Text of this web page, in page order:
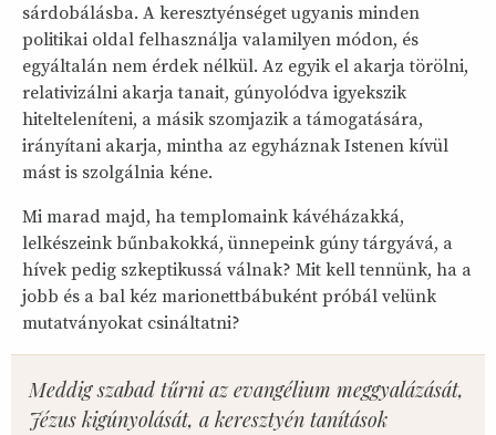
sárdobálásba. A keresztyénséget ugyanis minden
politikai oldal felhasználja valamilyen módon, és
egyáltalán nem érdek nélkül. Az egyik el akarja törölni,
relativizálni akarja tanait, gúnyolódva igyekszik
hitelteleníteni, a másik szomjazik a támogatására,
irányítani akarja, mintha az egyháznak Istenen kívül
mást is szolgálnia kéne.
Mi marad majd, ha templomaink kávéházakká,
lelkészeink bűnbakokká, ünnepeink gúny tárgyává, a
hívek pedig szkeptikussá válnak? Mit kell tennünk, ha a
jobb és a bal kéz marionettbábuként próbál velünk
mutatványokat csináltatni?
Meddig szabad tűrni az evangélium meggyalázását,
Jézus kigúnyolását, a keresztyén tanítások